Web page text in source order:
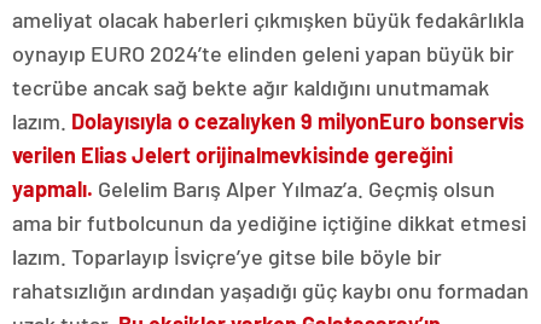
ameliyat olacak haberleri çıkmışken büyük fedakârlıkla
oynayıp EURO 2024’te elinden geleni yapan büyük bir
tecrübe ancak sağ bekte ağır kaldığını unutmamak
lazım. Dolayısıyla o cezalıyken 9 milyonEuro bonservis
verilen Elias Jelert orijinalmevkisinde gereğini
yapmalı. Gelelim Barış Alper Yılmaz’a. Geçmiş olsun
ama bir futbolcunun da yediğine içtiğine dikkat etmesi
lazım. Toparlayıp İsviçre’ye gitse bile böyle bir
rahatsızlığın ardından yaşadığı güç kaybı onu formadan